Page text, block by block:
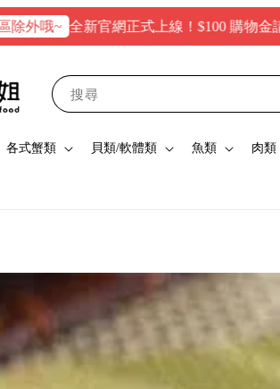
全新官網正式上線！$100 購物金請您收下
搜尋
各式蟹類 貝類/軟體類 魚類 肉類